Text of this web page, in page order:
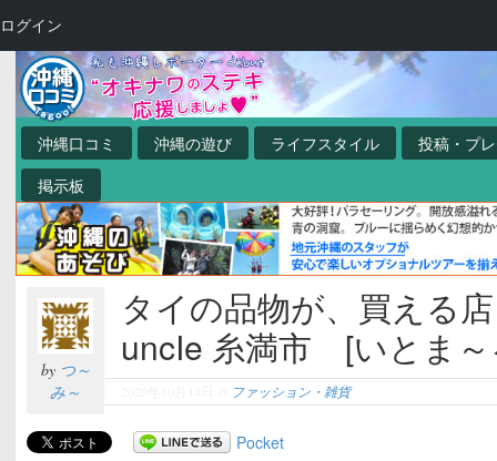
沖縄口コミ 沖縄の遊び ライフスタイル
投稿・プ
掲示板
by つ～
み～
タイの品物が、買える
uncIe 糸満市 [いとま～
ファッション・雑貨
Pocket
ログイン